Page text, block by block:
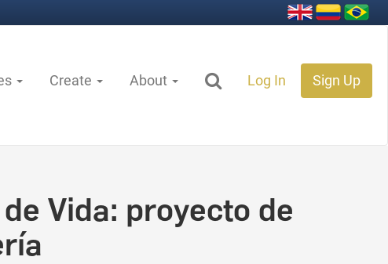
Create About Log In Sign Up
Vida: proyecto de